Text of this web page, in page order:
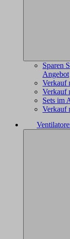
Sparen
Angebot
Verkauf
Verkauf
Sets im
Verkauf